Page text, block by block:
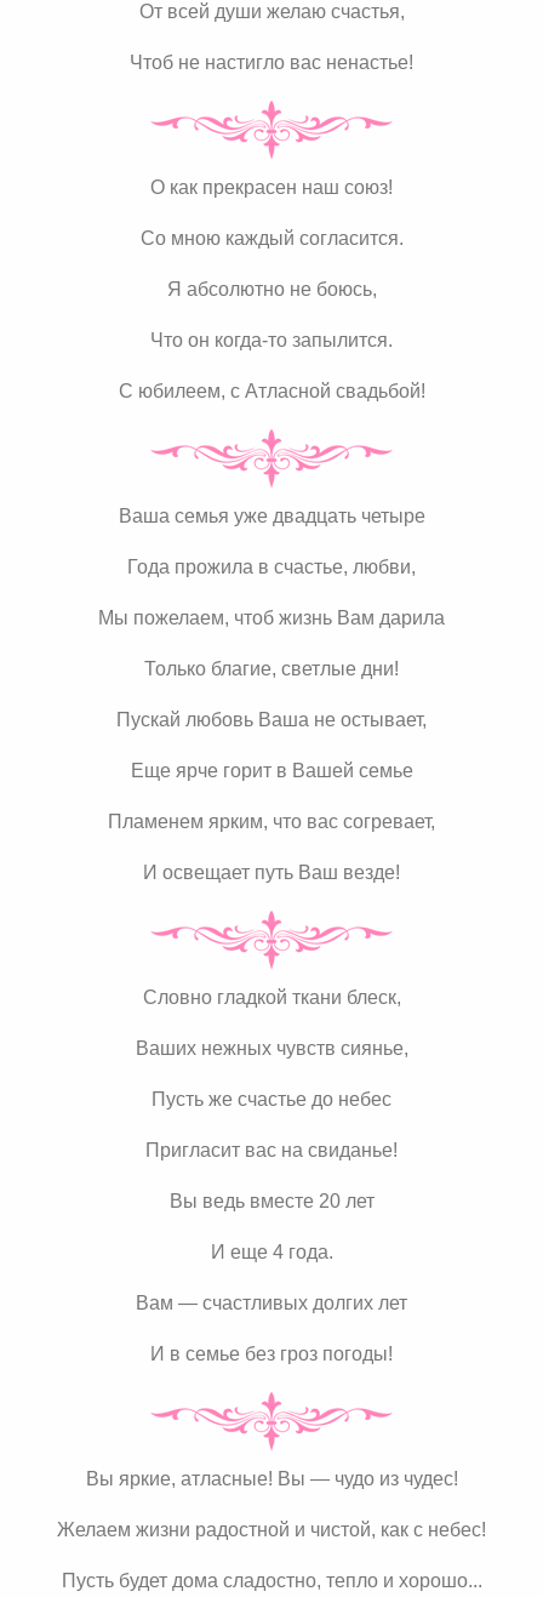
От всей души желаю счастья,
Чтоб не настигло вас ненастье!
О как прекрасен наш союз!
Со мною каждый согласится.
Я абсолютно не боюсь,
Что он когда-то запылится.
С юбилеем, с Атласной свадьбой!
Ваша семья уже двадцать четыре
Года прожила в счастье, любви,
Мы пожелаем, чтоб жизнь Вам дарила
Только благие, светлые дни!
Пускай любовь Ваша не остывает,
Еще ярче горит в Вашей семье
Пламенем ярким, что вас согревает,
И освещает путь Ваш везде!
Словно гладкой ткани блеск,
Ваших нежных чувств сиянье,
Пусть же счастье до небес
Пригласит вас на свиданье!
Вы ведь вместе 20 лет
И еще 4 года.
Вам — счастливых долгих лет
И в семье без гроз погоды!
Вы яркие, атласные! Вы — чудо из чудес!
Желаем жизни радостной и чистой, как с небес!
Пусть будет дома сладостно, тепло и хорошо...